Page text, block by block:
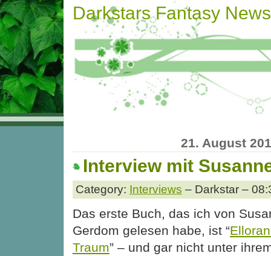
Darkstars Fantasy News
21. August
Interview mit
Category: Interviews – Darkstar –
Das erste Buch, das ich von
Gerdom gelesen habe, ist “
Traum” – und gar nicht unter